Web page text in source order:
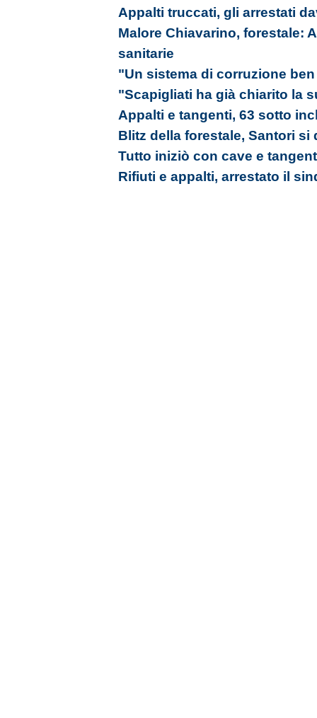
Appalti truccati, gli arrestati
Malore Chiavarino, forestale:
sanitarie
"Un sistema di corruzione
"Scapigliati ha già chiarito la
Appalti e tangenti, 63 sotto
Blitz della forestale, Santori si
Tutto iniziò con cave e
Rifiuti e appalti, arrestato il